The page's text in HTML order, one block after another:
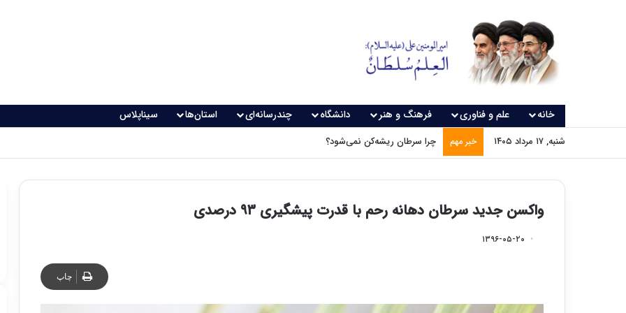
خانه علم و فناوری فرهنگ و هنر دانشگاه چندرسانه‌ای استان‌ها سیناپلاس
شنبه, ۱۷ مرداد ۱۴۰۵ خبر مهم چرا سرطان ریشه‌کن نمی‌شود؟
واکسن جدید سرطان دهانه رحم با قدرت پیشگیری ۹۳ درصدی
۱۳۹۶-۰۵-۲۰
چاپ